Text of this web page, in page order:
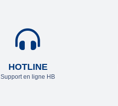
HOTLINE
Support en ligne HB